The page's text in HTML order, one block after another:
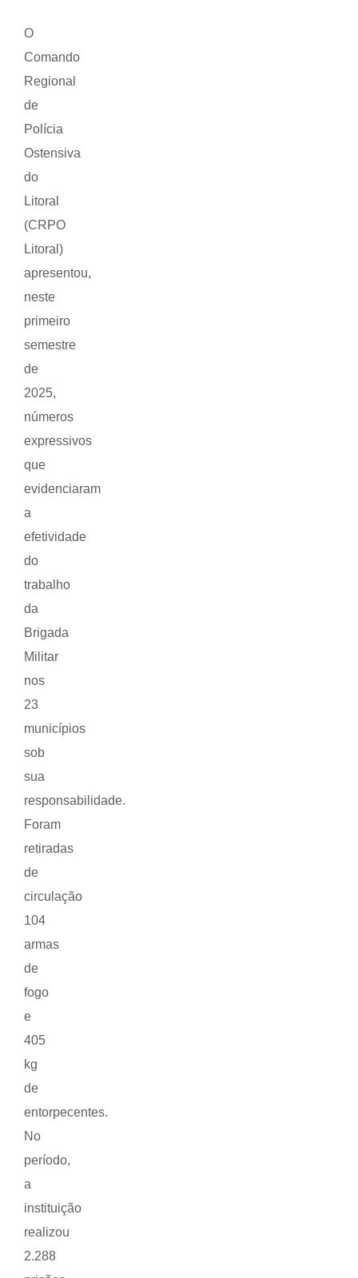
O
Comando
Regional
de
Polícia
Ostensiva
do
Litoral
(CRPO
Litoral)
apresentou,
neste
primeiro
semestre
de
2025,
números
expressivos
que
evidenciaram
a
efetividade
do
trabalho
da
Brigada
Militar
nos
23
municípios
sob
sua
responsabilidade.
Foram
retiradas
de
circulação
104
armas
de
fogo
e
405
kg
de
entorpecentes.
No
período,
a
instituição
realizou
2.288